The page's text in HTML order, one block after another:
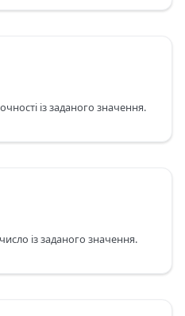
із заданого значення.
із заданого значення.